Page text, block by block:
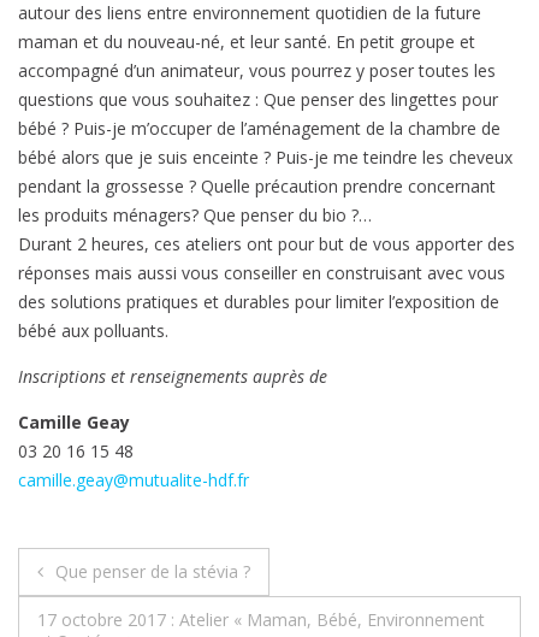
autour des liens entre environnement quotidien de la future
maman et du nouveau-né, et leur santé. En petit groupe et
accompagné d’un animateur, vous pourrez y poser toutes les
questions que vous souhaitez : Que penser des lingettes pour
bébé ? Puis-je m’occuper de l’aménagement de la chambre de
bébé alors que je suis enceinte ? Puis-je me teindre les cheveux
pendant la grossesse ? Quelle précaution prendre concernant
les produits ménagers? Que penser du bio ?…
Durant 2 heures, ces ateliers ont pour but de vous apporter des
réponses mais aussi vous conseiller en construisant avec vous
des solutions pratiques et durables pour limiter l’exposition de
bébé aux polluants.
Inscriptions et renseignements auprès de
Camille Geay
03 20 16 15 48
camille.geay@mutualite-hdf.fr
Navigation
de
Que penser de la stévia ?
17 octobre 2017 : Atelier « Maman, Bébé, Environnement